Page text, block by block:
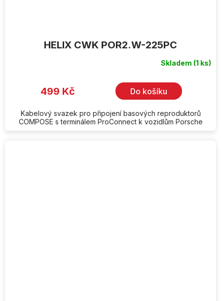
HELIX CWK POR2.W-225PC
Skladem (1 ks)
499 Kč Do košíku
Kabelový svazek pro připojení basových reproduktorů
COMPOSE s terminálem ProConnect k vozidlům Porsche